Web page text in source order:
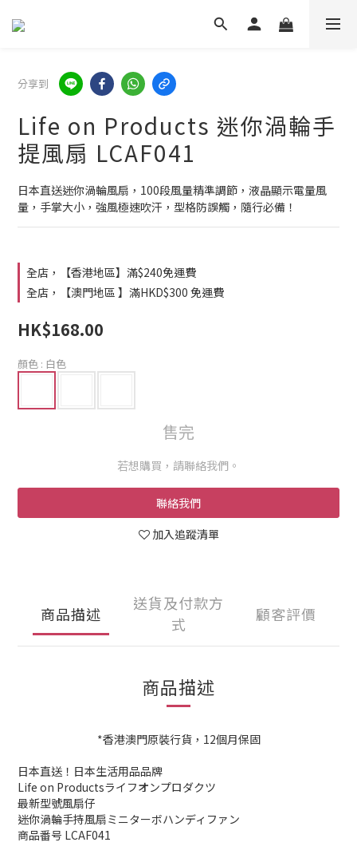
分享到
Life on Products 迷你渦輪手
提風扇 LCAF041
日本直送迷你渦輪風扇，100段風量精準調節，液晶顯示電量風
量，手掌大小，強風極速吹汗，型格防誤觸，隨行必備！
全店，【香港地區】滿$240免運費
全店，【澳門地區 】滿HKD$300 免運費
HK$168.00
顏色 : 白色
售完
若想購買，請聯絡我們。
聯絡我們
加入追蹤清單
商品描述
送貨及付款方
式
顧客評價
商品描述
*香港澳門原裝行貨，12個月保固
日本直送！日本生活用品品牌
Life on Productsライフオンプロダクツ
最新型號風扇仔
迷你渦輪手持風扇ミニターボハンディファン
商品番号 LCAF041